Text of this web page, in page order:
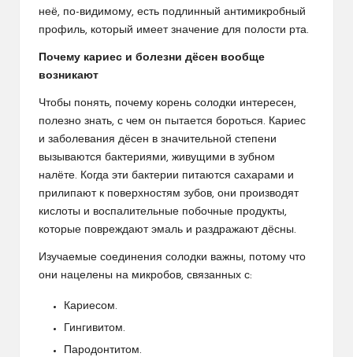
неё, по-видимому, есть подлинный антимикробный
профиль, который имеет значение для полости рта.
Почему кариес и болезни дёсен вообще
возникают
Чтобы понять, почему корень солодки интересен,
полезно знать, с чем он пытается бороться. Кариес
и заболевания дёсен в значительной степени
вызываются бактериями, живущими в зубном
налёте. Когда эти бактерии питаются сахарами и
прилипают к поверхностям зубов, они производят
кислоты и воспалительные побочные продукты,
которые повреждают эмаль и раздражают дёсны.
Изучаемые соединения солодки важны, потому что
они нацелены на микробов, связанных с:
Кариесом.
Гингивитом.
Пародонтитом.